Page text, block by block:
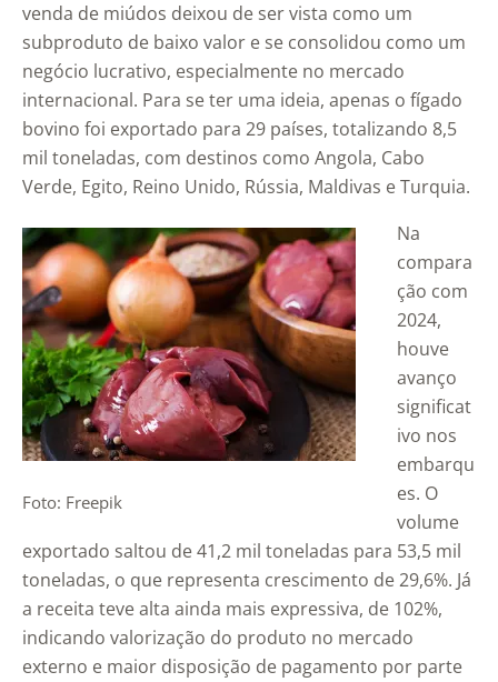
venda de miúdos deixou de ser vista como um
subproduto de baixo valor e se consolidou como um
negócio lucrativo, especialmente no mercado
internacional. Para se ter uma ideia, apenas o fígado
bovino foi exportado para 29 países, totalizando 8,5
mil toneladas, com destinos como Angola, Cabo
Verde, Egito, Reino Unido, Rússia, Maldivas e Turquia.
Foto: Freepik
Na
compara
ção com
2024,
houve
avanço
significat
ivo nos
embarqu
es. O
volume
exportado saltou de 41,2 mil toneladas para 53,5 mil
toneladas, o que representa crescimento de 29,6%. Já
a receita teve alta ainda mais expressiva, de 102%,
indicando valorização do produto no mercado
externo e maior disposição de pagamento por parte